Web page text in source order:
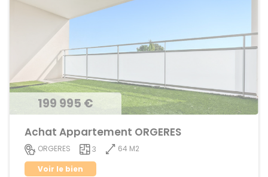
199 995 €
Achat Appartement ORGERES
ORGERES 3
64 M2
Voir le bien